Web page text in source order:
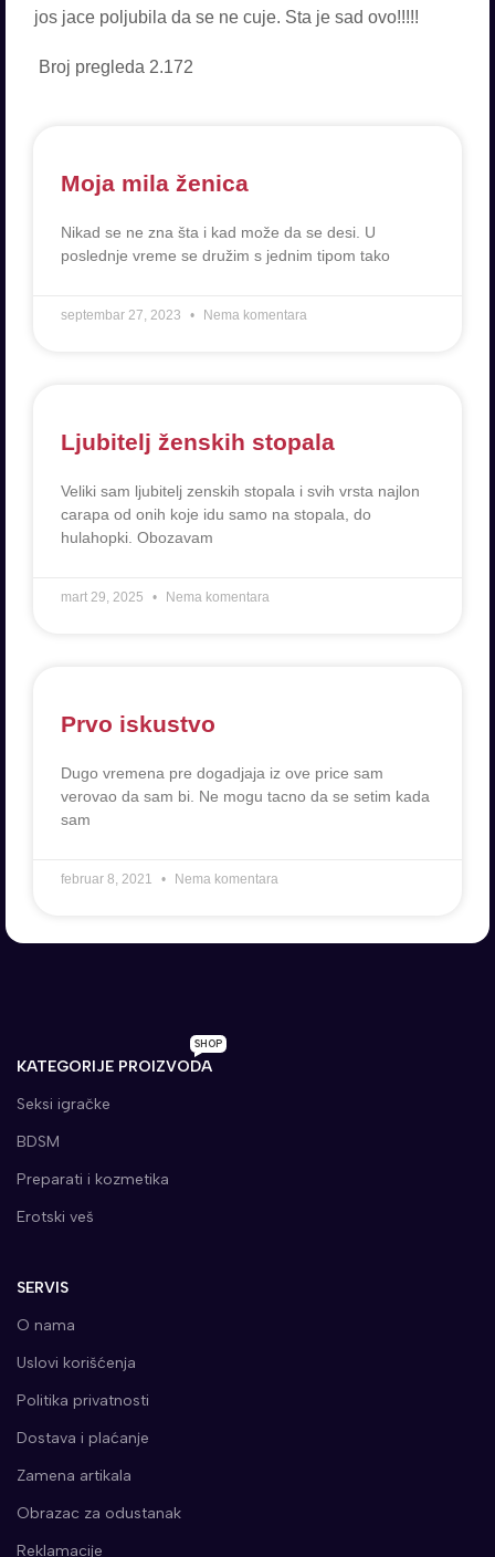
jos jace poljubila da se ne cuje. Sta je sad ovo!!!!!
Broj pregleda 2.172
Moja mila ženica
Nikad se ne zna šta i kad može da se desi. U
poslednje vreme se družim s jednim tipom tako
septembar 27, 2023 Nema komentara
Ljubitelj ženskih stopala
Veliki sam ljubitelj zenskih stopala i svih vrsta najlon
carapa od onih koje idu samo na stopala, do
hulahopki. Obozavam
mart 29, 2025 Nema komentara
Prvo iskustvo
Dugo vremena pre dogadjaja iz ove price sam
verovao da sam bi. Ne mogu tacno da se setim kada
sam
februar 8, 2021 Nema komentara
KATEGORIJE PROIZVODA
SHOP
Seksi igračke
BDSM
Preparati i kozmetika
Erotski veš
SERVIS
O nama
Uslovi korišćenja
Politika privatnosti
Dostava i plaćanje
Zamena artikala
Obrazac za odustanak
Reklamacije